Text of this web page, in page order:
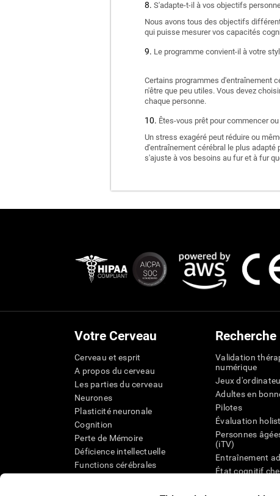
S'adapte-t-il à vos objectifs
Nous avons tous des objectifs
qui puisse mesurer vos capacités
Le programme convient-il à votre
Certains programmes d'entraînement
n'être que peu utiles. Vous devez
chaque personne.
Êtes-vous prêt pour commencer
Un stress exagéré peut réduire ou
d'entraînement cérébral le plus
s'ajuste à vos besoins au fur et à fur
Votre Cerveau
Cerveau et esprit
A propos du cerveau
Les parties du cerveau
Neurones
Plasticité neuronale
Cognition
Perte de Mémoire
Déficience intellectuelle
Functions cérébrales
Recherche
Validation
numérique
Jeux
Adultes en
Pilotes
Évaluation
Personnes
(iTV)
Entraînement
État cognitif